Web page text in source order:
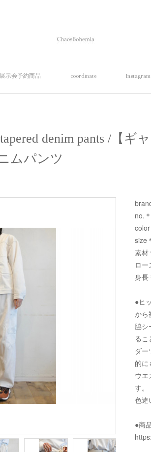
展示会予約商品 coordinate Instagram
tapered denim pants /【
ムパンツ
no.
size
素材
ロー
身長
●ヒ
から
脇シ
るこ
ダ
的に
ウエ
す。
色違
●商